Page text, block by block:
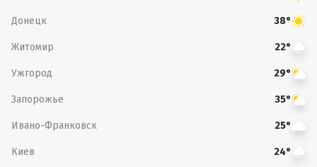
Донецк 38°
Житомир 22°
Ужгород 29°
Запорожье 35°
Ивано-Франковск 25°
Киев 24°